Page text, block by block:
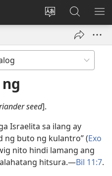
Baguhin
ng
Mag-
log
bubukas
sa
JW.ORG
seed].
Israelita sa ilang ay
ng buto ng kulantro” (Exo
nito hindi lamang ang
hitsura.​—Bil 11:7.